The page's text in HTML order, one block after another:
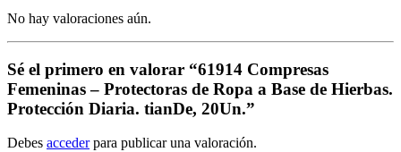
No hay valoraciones aún.
Sé el primero en valorar “61914 Compresas
Femeninas – Protectoras de Ropa a Base de Hierbas.
Protección Diaria. tianDe, 20Un.”
Debes accederpara publicar una valoración.